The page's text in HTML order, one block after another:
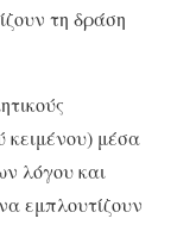
τη δράση
κειμένου) μέσα
λόγου και
εμπλουτίζουν